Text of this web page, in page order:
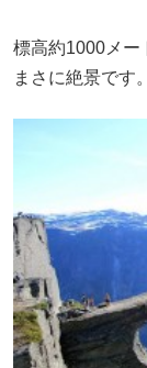
標高約1000メー
まさに絶景です。